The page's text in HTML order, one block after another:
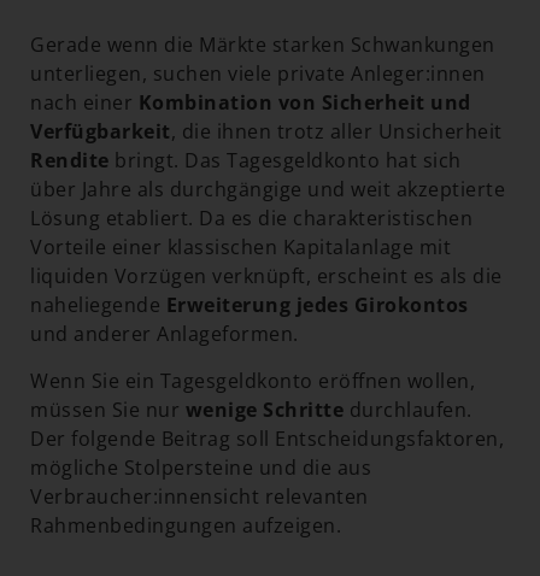
Gerade wenn die Märkte starken Schwankungen
unterliegen, suchen viele private Anleger:innen
nach einer Kombination von Sicherheit und
Verfügbarkeit, die ihnen trotz aller Unsicherheit
Rendite bringt. Das Tagesgeldkonto hat sich
über Jahre als durchgängige und weit akzeptierte
Lösung etabliert. Da es die charakteristischen
Vorteile einer klassischen Kapitalanlage mit
liquiden Vorzügen verknüpft, erscheint es als die
naheliegende Erweiterung jedes Girokontos
und anderer Anlageformen.
Wenn Sie ein Tagesgeldkonto eröffnen wollen,
müssen Sie nur wenige Schritte durchlaufen.
Der folgende Beitrag soll Entscheidungsfaktoren,
mögliche Stolpersteine und die aus
Verbraucher:innensicht relevanten
Rahmenbedingungen aufzeigen.